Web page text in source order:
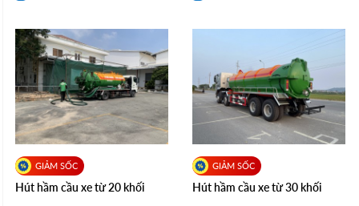
Hút hầm cầu xe từ 20 khối Hút hầm cầu xe từ 30 khối